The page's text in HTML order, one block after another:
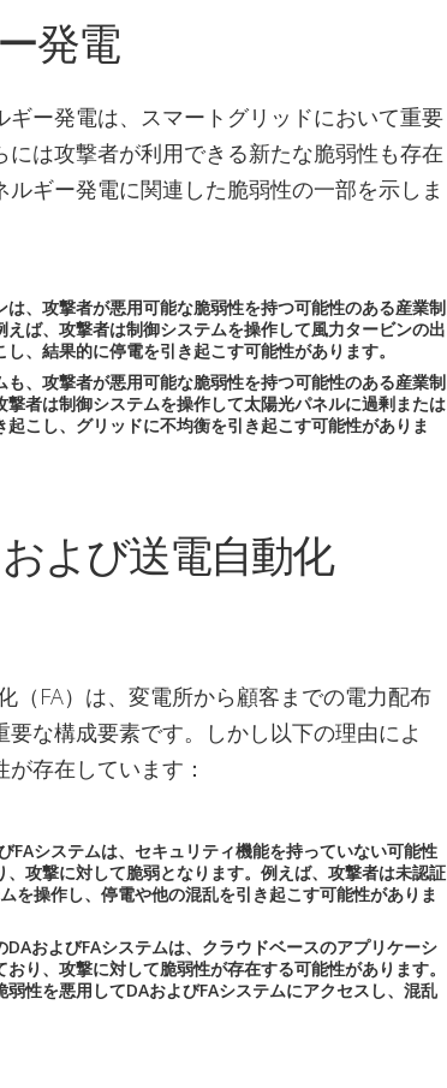
発電
ー発電は、スマートグリッドにおいて重要
は攻撃者が利用できる新たな脆弱性も存在
ギー発電に関連した脆弱性の一部を示しま
、攻撃者が悪用可能な脆弱性を持つ可能性のある産業制
ば、攻撃者は制御システムを操作して風力タービンの出
、結果的に停電を引き起こす可能性があります。
、攻撃者が悪用可能な脆弱性を持つ可能性のある産業制
者は制御システムを操作して太陽光パネルに過剰または
こし、グリッドに不均衡を引き起こす可能性がありま
よび送電自動化
（FA）は、変電所から顧客までの電力配布
な構成要素です。しかし以下の理由によ
存在しています：
FAシステムは、セキュリティ機能を持っていない可能性
攻撃に対して脆弱となります。例えば、攻撃者は未認証
を操作し、停電や他の混乱を引き起こす可能性がありま
およびFAシステムは、クラウドベースのアプリケーシ
り、攻撃に対して脆弱性が存在する可能性があります。
性を悪用してDAおよびFAシステムにアクセスし、混乱